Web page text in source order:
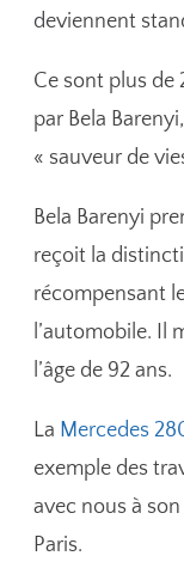
deviennent
Ce sont plus
par Bela
« sauveur de
Bela Barenyi
reçoit la
récompensant
l’automobile. Il
l’âge de 92 ans.
La Mercedes
exemple des
avec nous à
Paris.